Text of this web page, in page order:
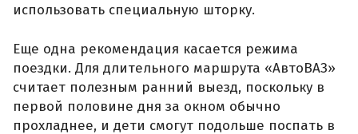
использовать специальную шторку.
Еще одна рекомендация касается режима
поездки. Для длительного маршрута «АвтоВАЗ»
считает полезным ранний выезд, поскольку в
первой половине дня за окном обычно
прохладнее, и дети смогут подольше поспать в